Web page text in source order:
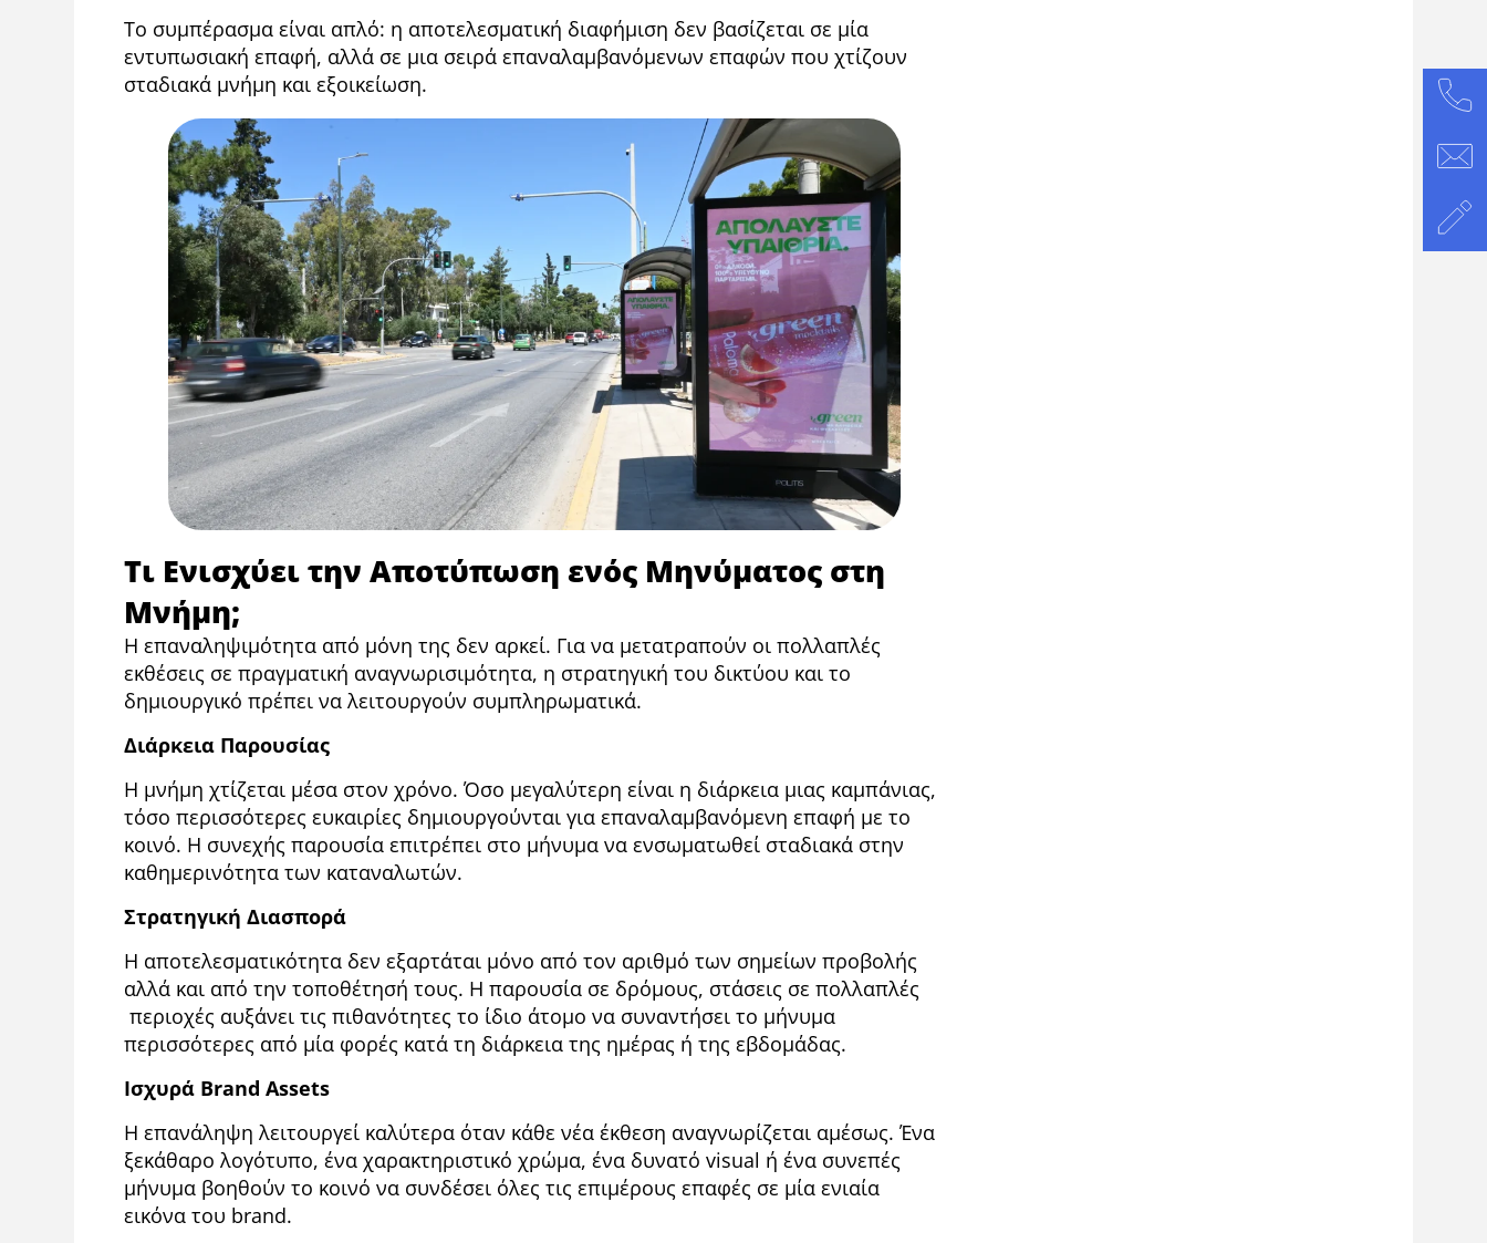
Το συμπέρασμα είναι απλό: η αποτελεσματική διαφήμιση δεν βασίζεται σε μία
εντυπωσιακή επαφή, αλλά σε μια σειρά επαναλαμβανόμενων επαφών που χτίζουν
σταδιακά μνήμη και εξοικείωση.
Τι Ενισχύει την Αποτύπωση ενός Μηνύματος στη
Μνήμη;
Η επαναληψιμότητα από μόνη της δεν αρκεί. Για να μετατραπούν οι πολλαπλές
εκθέσεις σε πραγματική αναγνωρισιμότητα, η στρατηγική του δικτύου και το
δημιουργικό πρέπει να λειτουργούν συμπληρωματικά.
Διάρκεια Παρουσίας
Η μνήμη χτίζεται μέσα στον χρόνο. Όσο μεγαλύτερη είναι η διάρκεια μιας καμπάνιας,
τόσο περισσότερες ευκαιρίες δημιουργούνται για επαναλαμβανόμενη επαφή με το
κοινό. Η συνεχής παρουσία επιτρέπει στο μήνυμα να ενσωματωθεί σταδιακά στην
καθημερινότητα των καταναλωτών.
Στρατηγική Διασπορά
Η αποτελεσματικότητα δεν εξαρτάται μόνο από τον αριθμό των σημείων προβολής
αλλά και από την τοποθέτησή τους. Η παρουσία σε δρόμους, στάσεις σε πολλαπλές
περιοχές αυξάνει τις πιθανότητες το ίδιο άτομο να συναντήσει το μήνυμα
περισσότερες από μία φορές κατά τη διάρκεια της ημέρας ή της εβδομάδας.
Ισχυρά BrandAssets
Η επανάληψη λειτουργεί καλύτερα όταν κάθε νέα έκθεση αναγνωρίζεται αμέσως. Ένα
ξεκάθαρο λογότυπο, ένα χαρακτηριστικό χρώμα, ένα δυνατό visual ή ένα συνεπές
μήνυμα βοηθούν το κοινό να συνδέσει όλες τις επιμέρους επαφές σε μία ενιαία
εικόνα του brand.